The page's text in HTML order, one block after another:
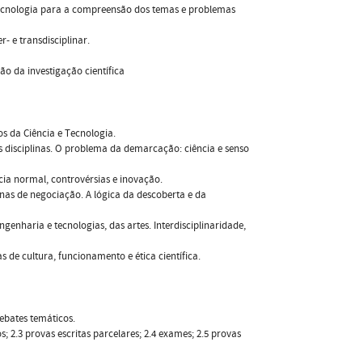
para a compreensão dos temas e problemas
e transdisciplinar.
da investigação científica
da Ciência e Tecnologia.
O problema da demarcação: ciência e senso
normal, controvérsias e inovação.
de negociação. A lógica da descoberta e da
e tecnologias, das artes. Interdisciplinaridade,
de cultura, funcionamento e ética científica.
temáticos.
2.3 provas escritas parcelares; 2.4 exames; 2.5 provas